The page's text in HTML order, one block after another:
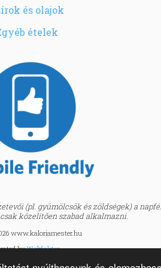
és olajok
ételek
(pl. gyümölcsök és zöldségek) a
közelítően szabad alkalmazni.
www.kaloriamester.hu
byWebfaktor
BMI kalkulátor »